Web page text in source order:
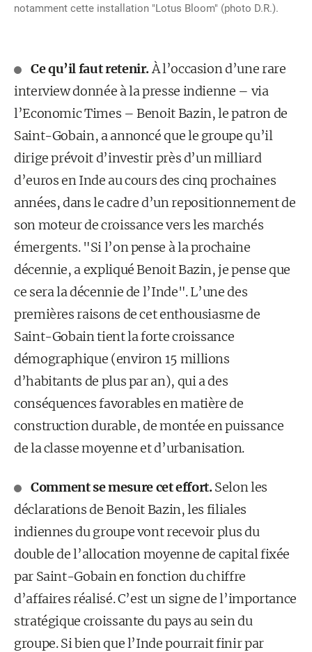
notamment cette installation "Lotus Bloom" (photo D.R.).
Ce qu’il faut retenir.À l’occasion d’une rare
interview donnée à la presse indienne – via
l’Economic Times – Benoit Bazin, le patron de
Saint-Gobain, a annoncé que le groupe qu’il
dirige prévoit d’investir près d’un milliard
d’euros en Inde au cours des cinq prochaines
années, dans le cadre d’un repositionnement de
son moteur de croissance vers les marchés
émergents. "Si l’on pense à la prochaine
décennie, a expliqué Benoit Bazin, je pense que
ce sera la décennie de l’Inde". L’une des
premières raisons de cet enthousiasme de
Saint-Gobain tient la forte croissance
démographique (environ 15 millions
d’habitants de plus par an), qui a des
conséquences favorables en matière de
construction durable, de montée en puissance
de la classe moyenne et d’urbanisation.
Comment se mesure cet effort.Selon les
déclarations de Benoit Bazin, les filiales
indiennes du groupe vont recevoir plus du
double de l’allocation moyenne de capital fixée
par Saint-Gobain en fonction du chiffre
d’affaires réalisé. C’est un signe de l’importance
stratégique croissante du pays au sein du
groupe. Si bien que l’Inde pourrait finir par